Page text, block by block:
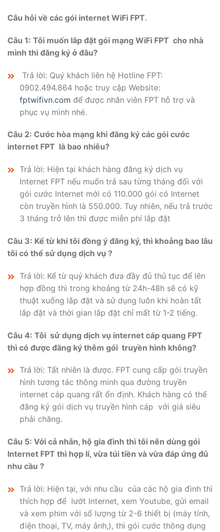
Câu hỏi về các gói internet WiFi FPT.
Câu 1: Tôi muốn lắp đặt gói mạng WiFi FPT cho nhà
mình thì đăng ký ở đâu?
Trả lời: Quý khách liên hệ Hotline FPT:
0902.494.864 hoặc truy cập Website:
fptwifivn.com để được nhân viên FPT hỗ trợ và
phục vụ mình nhé.
Câu 2: Cước hòa mạng khi đăng ký các gói cước
internet FPT là bao nhiêu?
Trả lời: Hiện tại khách hàng đăng ký dịch vụ
Internet FPT nếu muốn trả sau từng tháng đối với
gói cước Internet mới có 110.000 gói có Internet
còn truyền hình là 550.000. Tuy nhiên, nếu trả trước
3 tháng trở lên thì được miễn phí lắp đặt
Câu 3: Kể từ khi tôi đồng ý đăng ký, thì khoảng bao lâu
tôi có thể sử dụng dịch vụ ?
Trả lời: Kể từ quý khách đưa đầy đủ thủ tục để lên
hợp đồng thì trong khoảng từ 24h-48h sẽ có kỹ
thuật xuống lắp đặt và sử dụng luôn khi hoàn tất
lắp đặt và thời gian lắp đặt chỉ mất từ 1-2 tiếng.
Câu 4: Tôi sử dụng dịch vụ internet cáp quang FPT
thì có được đăng ký thêm gói truyền hình không?
Trả lời: Tất nhiên là được. FPT cung cấp gói truyền
hình tương tác thông minh qua đường truyền
internet cáp quang rất ổn định. Khách hàng có thể
đăng ký gói dịch vụ truyền hình cáp với giá siêu
phải chăng.
Câu 5: Với cả nhân, hộ gia đình thì tôi nên dùng gói
Internet FPT thì hợp lí, vừa túi tiền và vừa đáp ứng đủ
nhu cầu ?
Trả lời: Hiện tại, với nhu cầu của các hộ gia đình thì
thích hợp để lướt Internet, xem Youtube, gửi email
và xem phim với số lượng từ 2-6 thiết bị (máy tính,
điện thoại, TV, máy ảnh,), thì gói cước thông dụng